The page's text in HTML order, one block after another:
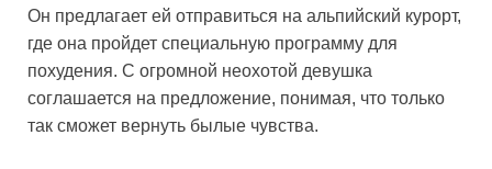
Он предлагает ей отправиться на альпийский курорт,
где она пройдет специальную программу для
похудения. С огромной неохотой девушка
соглашается на предложение, понимая, что только
так сможет вернуть былые чувства.